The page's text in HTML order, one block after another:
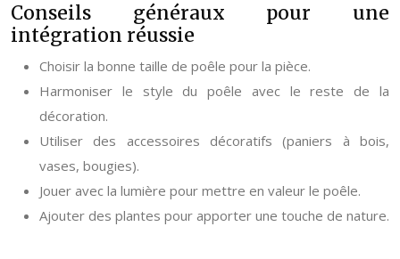
Conseils généraux pour une
intégration réussie
Choisir la bonne taille de poêle pour la pièce.
Harmoniser le style du poêle avec le reste de la
décoration.
Utiliser des accessoires décoratifs (paniers à bois,
vases, bougies).
Jouer avec la lumière pour mettre en valeur le poêle.
Ajouter des plantes pour apporter une touche de nature.